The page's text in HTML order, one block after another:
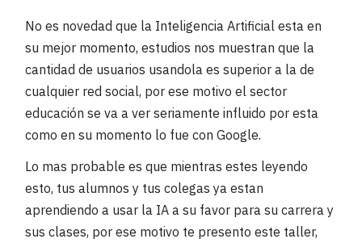
No es novedad que la Inteligencia Artificial esta en
su mejor momento, estudios nos muestran que la
cantidad de usuarios usandola es superior a la de
cualquier red social, por ese motivo el sector
educación se va a ver seriamente influido por esta
como en su momento lo fue con Google.
Lo mas probable es que mientras estes leyendo
esto, tus alumnos y tus colegas ya estan
aprendiendo a usar la IA a su favor para su carrera y
sus clases, por ese motivo te presento este taller,